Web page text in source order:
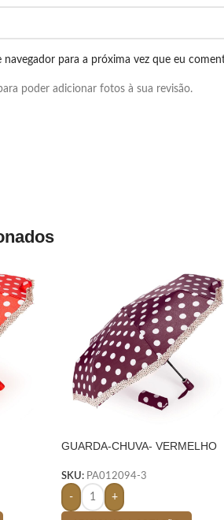
navegador para a próxima vez que eu
poder adicionar fotos à sua revisão.
GUARDA-CHUVA- VERMELHO
SKU: PA012094-3
- +